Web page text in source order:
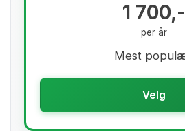
1 700,-
per år
Mest
Velg